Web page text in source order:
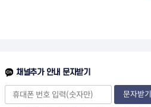
이
지
채널추가 안내 문자받기
문자받기